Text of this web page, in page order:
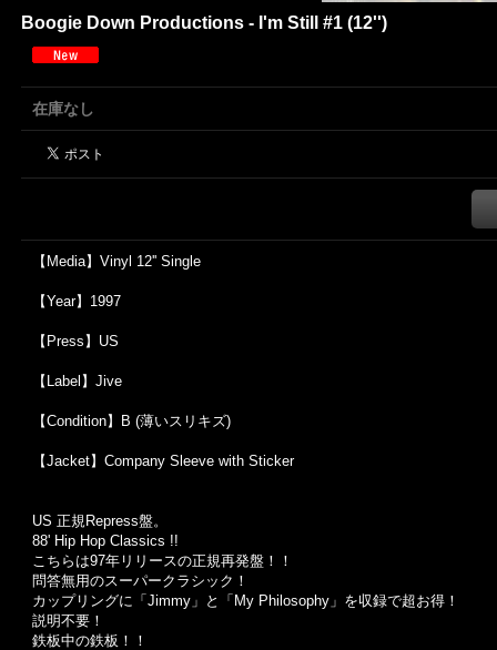
Boogie Down Productions - I'm Still #1 (12'')
在庫なし
【Media】Vinyl 12'' Single
【Year】1997
【Press】US
【Label】Jive
【Condition】B (薄いスリキズ)
【Jacket】Company Sleeve with Sticker
US 正規Repress盤。
88' Hip Hop Classics !!
こちらは97年リリースの正規再発盤！！
問答無用のスーパークラシック！
カップリングに「Jimmy」と「My Philosophy」を収録で超お得！
説明不要！
鉄板中の鉄板！！